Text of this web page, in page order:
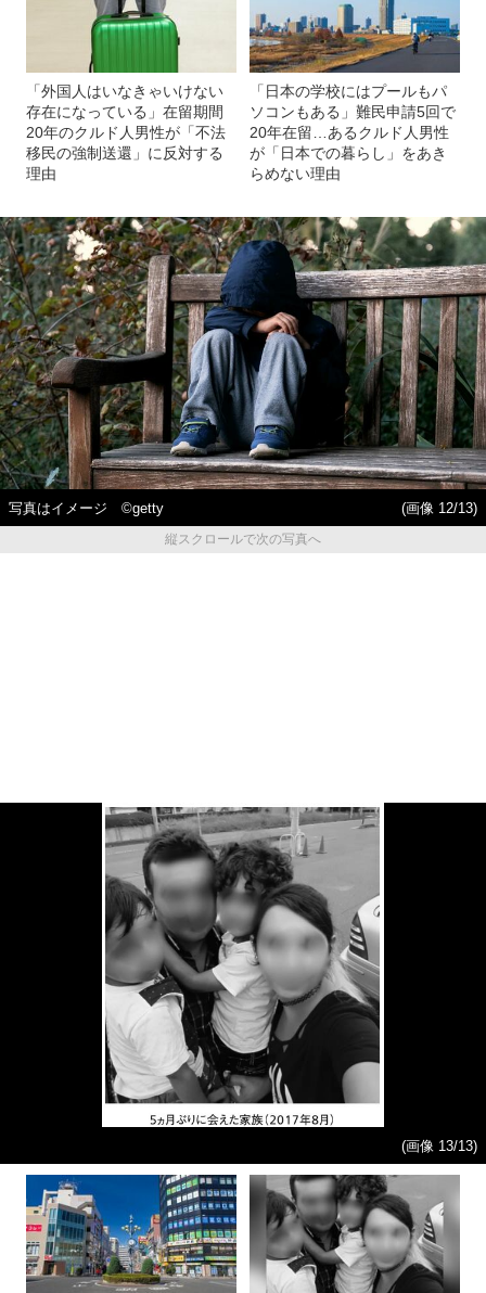
「外国人はいなきゃいけない
存在になっている」在留期間
20年のクルド人男性が「不法
移民の強制送還」に反対する
理由
「日本の学校にはプールもパ
ソコンもある」難民申請5回で
20年在留…あるクルド人男性
が「日本での暮らし」をあき
らめない理由
写真はイメージ ©getty
(画像 12/13)
縦スクロールで次の写真へ
(画像 13/13)